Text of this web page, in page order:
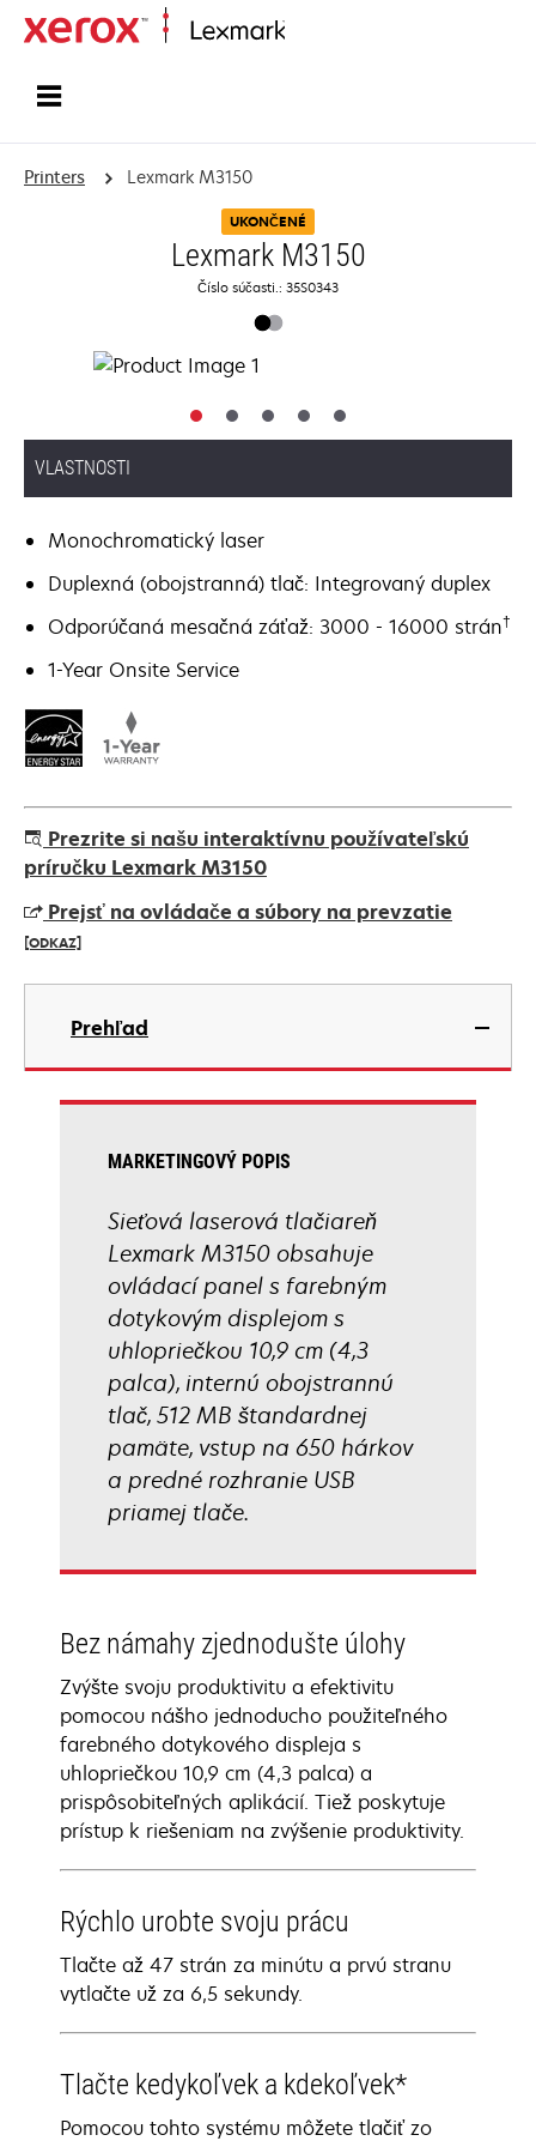
Printers Lexmark M3150
UKONČENÉ
Lexmark M3150
Číslo súčasti.: 35S0343
VLASTNOSTI
Monochromatický laser
Duplexná (obojstranná) tlač: Integrovaný duplex
Odporúčaná mesačná záťaž: 3000 - 16000 strán†
1-Year Onsite Service
Prezrite si našu interaktívnu používateľskú
príručku Lexmark M3150
Prejsť na ovládače a súbory na prevzatie
[ODKAZ]
opens
new
Prehľad
MARKETINGOVÝ POPIS
Sieťová laserová tlačiareň
Lexmark M3150 obsahuje
ovládací panel s farebným
dotykovým displejom s
uhlopriečkou 10,9 cm (4,3
palca), internú obojstrannú
tlač, 512 MB štandardnej
pamäte, vstup na 650 hárkov
a predné rozhranie USB
priamej tlače.
Bez námahy zjednodušte úlohy
Zvýšte svoju produktivitu a efektivitu
pomocou nášho jednoducho použiteľného
farebného dotykového displeja s
uhlopriečkou 10,9 cm (4,3 palca) a
prispôsobiteľných aplikácií. Tiež poskytuje
prístup k riešeniam na zvýšenie produktivity.
Rýchlo urobte svoju prácu
Tlačte až 47 strán za minútu a prvú stranu
vytlačte už za 6,5 sekundy.
Tlačte kedykoľvek a kdekoľvek*
Pomocou tohto systému môžete tlačiť zo